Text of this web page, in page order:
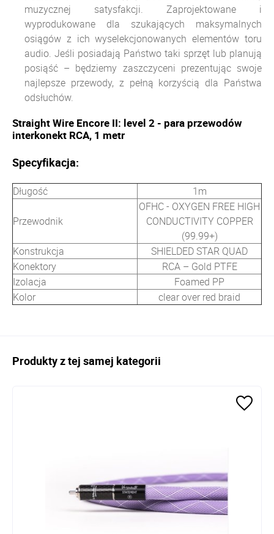
muzycznej satysfakcji. Zaprojektowane i
wyprodukowane dla szukających maksymalnych
osiągów z ich wyselekcjonowanych elementów toru
audio. Jeśli posiadają Państwo taki sprzęt lub planują
posiąść – będziemy zaszczyceni prezentując swoje
najlepsze przewody, z pełną korzyścią dla Państwa
odsłuchów.
Straight Wire Encore II: level 2 - para przewodów
interkonekt RCA, 1 metr
Specyfikacja:
Długość 1m
Przewodnik
OFHC - OXYGEN FREE HIGH
CONDUCTIVITY COPPER
(99.99+)
Konstrukcja
SHIELDED STAR QUAD
Konektory
RCA – Gold PTFE
Izolacja
Foamed PP
Kolor
clear over red braid
Produkty z tej samej kategorii